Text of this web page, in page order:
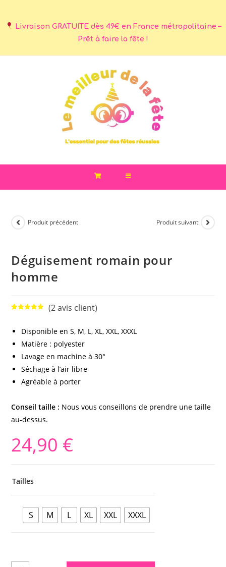
Livraison GRATUITE dès 49€ en France métropolitaine –
Prêt à faire la fête !
Produit précédent Produit suivant
Déguisement romain pour
homme
basé sur
notations
client
(2avis client)
Disponible en S, M, L, XL, XXL, XXXL
Matière : polyester
Lavage en machine à 30°
Séchage à l’air libre
Agréable à porter
Conseil taille : Nous vous conseillons de prendre une taille
au-dessus.
24,90 €
Tailles
S M L XL XXL XXXL